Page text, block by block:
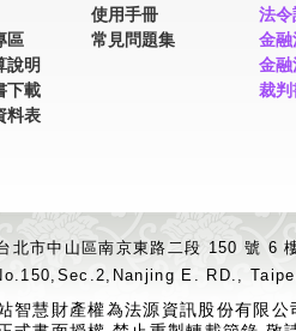
區
說明
下載
料表
使用手冊
常見問題集
法令
金
金融
裁判
北市中山區南京東路二段 150 號 6
E. RD.,
智慧財產權為法源資訊股份有限公